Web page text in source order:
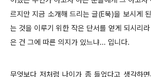
르지만 지금 소개해 드리는 글(E북)을 보시게
는 것을 이루기 위한 작은 단서를 얻게 되시리
은 건 그에 따른 의지가 있느냐... 입니다.
무엇보다 저처럼 나이가 좀 들었다고 생각하